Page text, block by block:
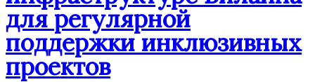
для регулярной
поддержки инклюзивных
проектов